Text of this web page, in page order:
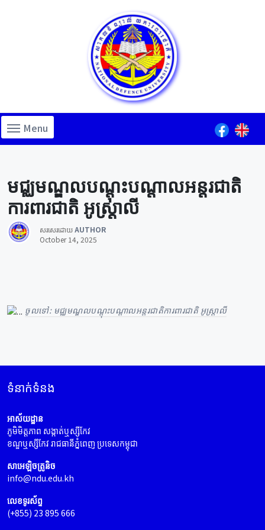
Menu
មជ្ឈមណ្ឌលបណ្តុះបណ្តាលអន្តរជាតិ
ការពារជាតិ អូស្រ្តាលី
សរសេរដោយAUTHOR
October 14, 2025
ចូលទៅ: មជ្ឈមណ្ឌលបណ្តុះបណ្តាលអន្តរជាតិការពារជាតិ អូស្រ្តាលី
ទំនាក់ទំនង
អាស័យដ្ឋាន
ភូមិមិត្តភាព សង្កាត់ឬស្សីកែវ
ខណ្ឌឬស្សីកែវ រាជធានីភ្នំពេញ ប្រទេសកម្ពុជា
សាអេឡិចត្រូនិច
info@ndu.edu.kh
លេខទូរស័ព្ទ
(+855) 23 895 666